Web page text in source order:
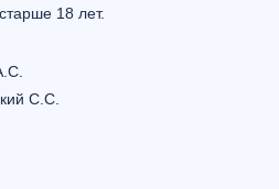
18 лет.
С.С.